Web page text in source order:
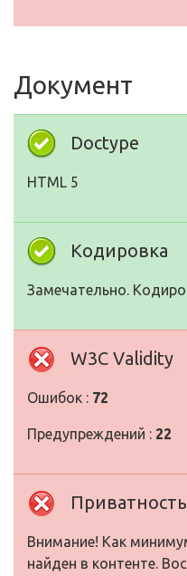
Документ
Doctype
HTML 5
Кодировка
Замечательно.
W3C Validity
Ошибок : 72
Предупреждений : 22
Внимание! Как
найден в контенте.